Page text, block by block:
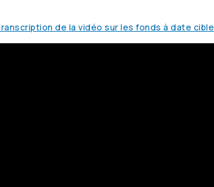
de la vidéo sur les fonds à date cible